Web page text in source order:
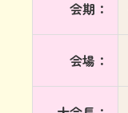
会期：
会場：